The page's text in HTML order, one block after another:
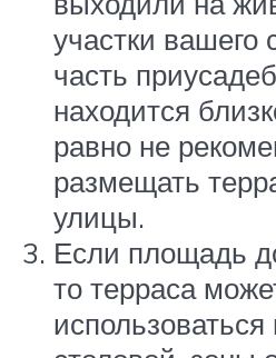
участки вашего
часть
находится
равно не
размещать
улицы.
Если площадь
то терраса
использоваться